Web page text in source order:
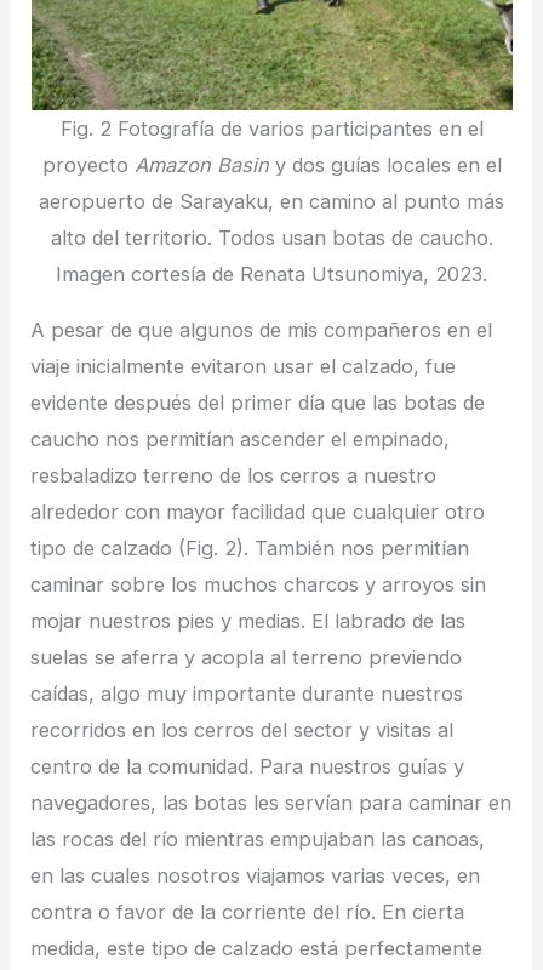
Fig. 2 Fotografía de varios participantes en el
proyecto Amazon Basiny dos guías locales en el
aeropuerto de Sarayaku, en camino al punto más
alto del territorio. Todos usan botas de caucho.
Imagen cortesía de Renata Utsunomiya, 2023.
A pesar de que algunos de mis compañeros en el
viaje inicialmente evitaron usar el calzado, fue
evidente después del primer día que las botas de
caucho nos permitían ascender el empinado,
resbaladizo terreno de los cerros a nuestro
alrededor con mayor facilidad que cualquier otro
tipo de calzado (Fig. 2). También nos permitían
caminar sobre los muchos charcos y arroyos sin
mojar nuestros pies y medias. El labrado de las
suelas se aferra y acopla al terreno previendo
caídas, algo muy importante durante nuestros
recorridos en los cerros del sector y visitas al
centro de la comunidad. Para nuestros guías y
navegadores, las botas les servían para caminar en
las rocas del río mientras empujaban las canoas,
en las cuales nosotros viajamos varias veces, en
contra o favor de la corriente del río. En cierta
medida, este tipo de calzado está perfectamente